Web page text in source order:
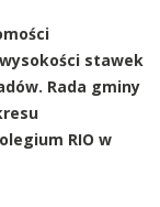
stawek
Rada gminy
RIO w